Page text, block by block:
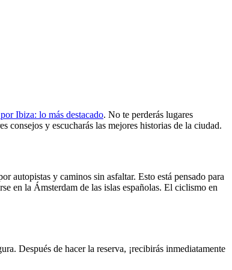
Ibiza: lo más destacado. No te perderás lugares
consejos y escucharás las mejores historias de la ciudad.
autopistas y caminos sin asfaltar. Esto está pensado para
en la Ámsterdam de las islas españolas. El ciclismo en
Después de hacer la reserva, ¡recibirás inmediatamente